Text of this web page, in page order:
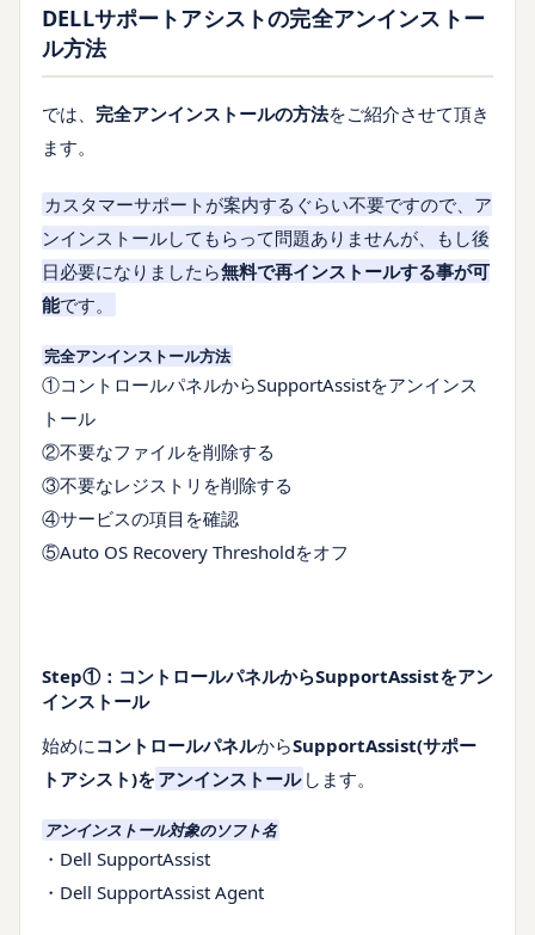
DELLサポートアシストの完全アンインストー
ル方法
では、 完全アンインストールの方法をご紹介させて頂き
ます。
カスタマーサポートが案内するぐらい不要ですので、ア
ンインストールしてもらって問題ありませんが、もし後
日必要になりましたら無料で再インストールする事が可
能です。
完全アンインストール方法
①コントロールパネルからSupportAssistをアンインス
トール
②不要なファイルを削除する
③不要なレジストリを削除する
④サービスの項目を確認
⑤Auto OS Recovery Thresholdをオフ
Step①：コントロールパネルからSupportAssistをアン
インストール
始めに コントロールパネルからSupportAssist(サポー
トアシスト)をアンインストール します。
アンインストール対象のソフト名
・Dell SupportAssist
・Dell SupportAssist Agent